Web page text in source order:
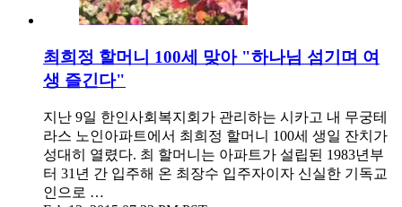
최희정 할머니 100세 맞아 "하나님 섬기며 여
생 즐긴다"
지난 9일 한인사회복지회가 관리하는 시카고 내 무궁테
라스 노인아파트에서 최희정 할머니 100세 생일 잔치가
성대히 열렸다. 최 할머니는 아파트가 설립된 1983년부
터 31년 간 입주해 온 최장수 입주자이자 신실한 기독교
인으로 …